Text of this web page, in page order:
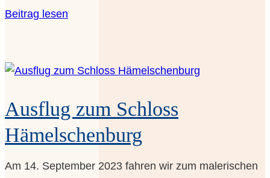
Bei­trag lesen
Aus­flug zum Schloss
Hämelschenburg
Am 14. Sep­tem­ber 2023 fah­ren wir zum male­ri­schen